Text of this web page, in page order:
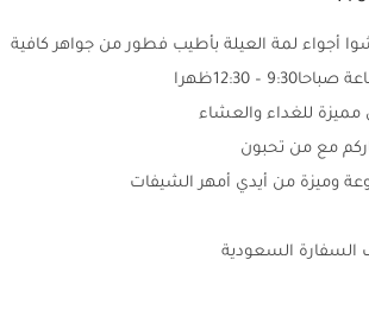
أجواء لمة العيلة بأطيب فطور من جواهر كافية
– 12:30ظهرا
مميزة للغداء والعشاء
مع من تحبون
وميزة من أيدي أمهر الشيفات
السفارة السعودية